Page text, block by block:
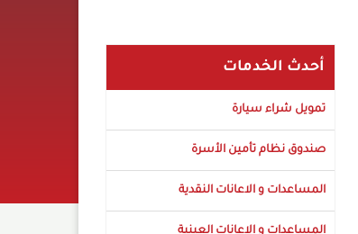
أحدث الخدمات
تمويل شراء سيارة
صندوق نظام تأمين الأسرة
المساعدات و الاعانات النقدية
المساعدات و الاعانات العينية